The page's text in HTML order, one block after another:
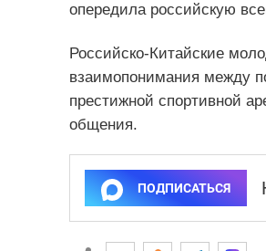
опередила российскую
Российско-Китайские
взаимопонимания между
престижной спортивной
общения.
ПОДПИСАТЬСЯ